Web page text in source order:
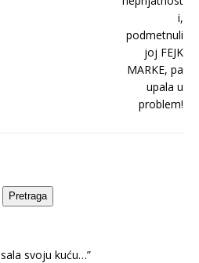
Pretraga
svoju kuću…”